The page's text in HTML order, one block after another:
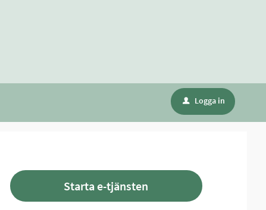
u Logga in
Starta e-tjänsten